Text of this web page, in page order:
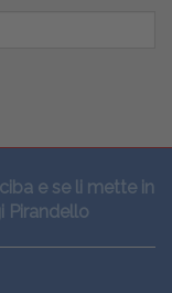
e se li mette in
Pirandello